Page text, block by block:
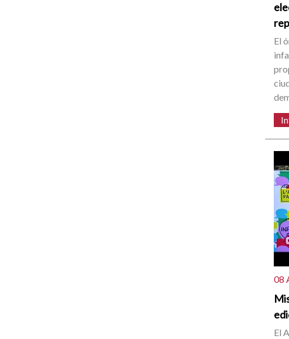
El
08
El